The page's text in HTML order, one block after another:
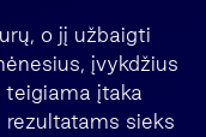
o jį užbaigti
įvykdžius
teigiama įtaka
rezultatams sieks